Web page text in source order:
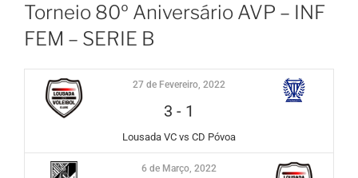
Torneio 80º Aniversário AVP – INF
FEM – SERIE B
27 de Fevereiro, 2022
3 - 1
Lousada VC vs CD Póvoa
6 de Março, 2022